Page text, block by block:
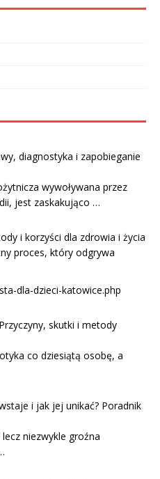
diagnostyka i zapobieganie
wywoływana przez
jest zaskakująco …
i korzyści dla zdrowia i życia
proces, który odgrywa
dla-dzieci-katowice.php
skutki i metody
co dziesiątą osobę, a
i jak jej unikać? Poradnik
niezwykle groźna